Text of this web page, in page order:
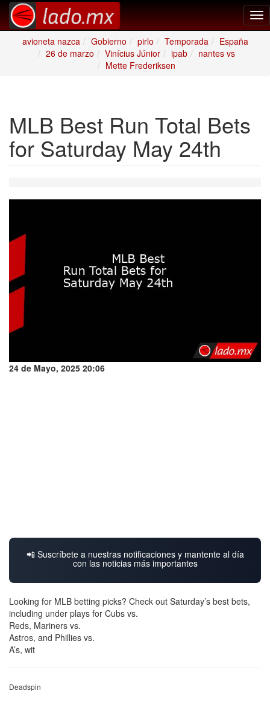
avioneta nazca
Gobierno pirlo Temporada
España
26 de marzo
Vinícius Júnior ipab
nantes vs
Mette Frederiksen
MLB Best Run Total Bets
for Saturday May 24th
24 de Mayo, 2025 20:06
📲 Suscríbete a nuestras notificaciones y mantente al día
con las noticias más importantes
Looking for MLB betting picks? Check out Saturday’s best bets,
including under plays for Cubs vs.
Reds, Mariners vs.
Astros, and Phillies vs.
A’s, wit
Deadspin